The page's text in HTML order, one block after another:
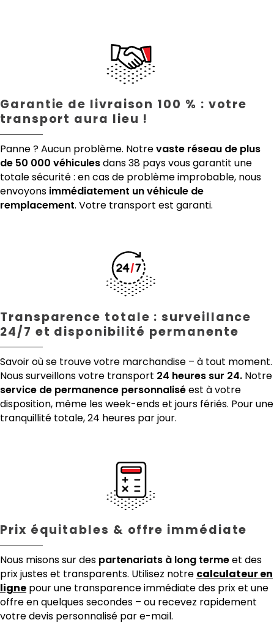
Garantie de livraison 100 % : votre
transport aura lieu !
Panne ? Aucun problème. Notrevaste réseau de plus
de 50 000 véhiculesdans 38 pays vous garantit une
totale sécurité : en cas de problème improbable, nous
envoyons immédiatement un véhicule de
remplacement. Votre transport est garanti.
Transparence totale : surveillance
24/7 et disponibilité permanente
Savoir où se trouve votre marchandise – à tout moment.
Nous surveillons votre transport 24 heures sur 24. Notre
service de permanence personnaliséest à votre
disposition, même les week-ends et jours fériés. Pour une
tranquillité totale, 24 heures par jour.
Prix équitables & offre immédiate
Nous misons sur des partenariats à long termeet des
prix justes et transparents. Utilisez notre calculateur en
ligne pour une transparence immédiate des prix et une
offre en quelques secondes – ou recevez rapidement
votre devis personnalisé par e-mail.